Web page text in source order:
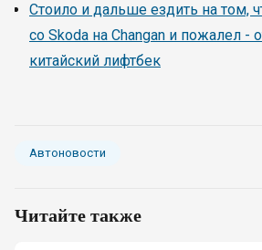
Стоило и дальше ездить на том,
со Skoda на Changan и пожалел -
китайский лифтбек
Автоновости
Читайте также